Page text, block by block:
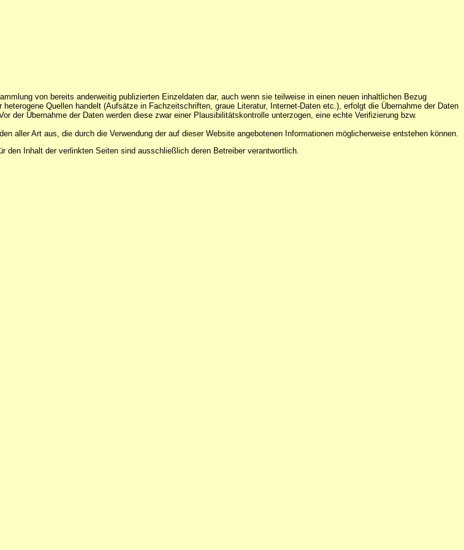
von bereits anderweitig publizierten Einzeldaten dar, auch wenn sie teilweise in einen neuen inhaltlichen Bezug
Quellen handelt (Aufsätze in Fachzeitschriften, graue Literatur, Internet-Daten etc.), erfolgt die Übernahme der Daten
der Übernahme der Daten werden diese zwar einer Plausibilitätskontrolle unterzogen, eine echte Verifizierung bzw.
aller Art aus, die durch die Verwendung der auf dieser Website angebotenen Informationen möglicherweise entstehen können.
Inhalt der verlinkten Seiten sind ausschließlich deren Betreiber verantwortlich.